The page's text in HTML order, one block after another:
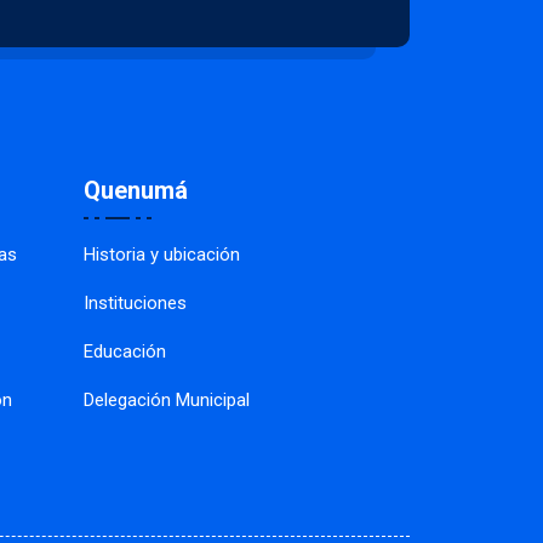
Quenumá
Historia y ubicación
Instituciones
Educación
Delegación Municipal